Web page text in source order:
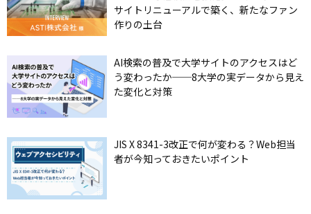
サイトリニューアルで築く、新たなファン
作りの土台
AI検索の普及で大学サイトのアクセスはど
う変わったか──8大学の実データから見え
た変化と対策
JIS X 8341-3改正で何が変わる？Web担当
者が今知っておきたいポイント